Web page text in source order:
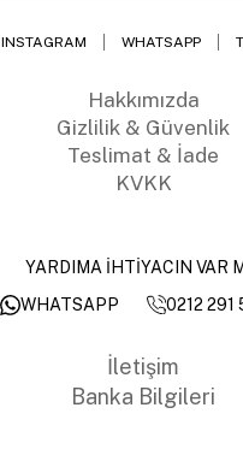
INSTAGRAM WHATSAPP
Hakkımızda
Gizlilik & Güvenlik
Teslimat & İade
KVKK
YARDIMA İHTİYACIN VAR
WHATSAPP
0212 291
İletişim
Banka Bilgileri